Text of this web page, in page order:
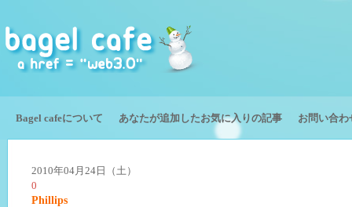
Bagel cafeについて あなたが追加したお気に入りの記事 お問い合わ
2010年04月24日（土）
0
Phillips